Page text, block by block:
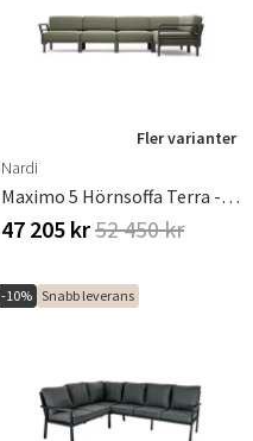
Fler varianter
Nardi
Maximo 5 Hörnsoffa Terra - Timo
47 205 kr52 450 kr
-10% Snabb leverans